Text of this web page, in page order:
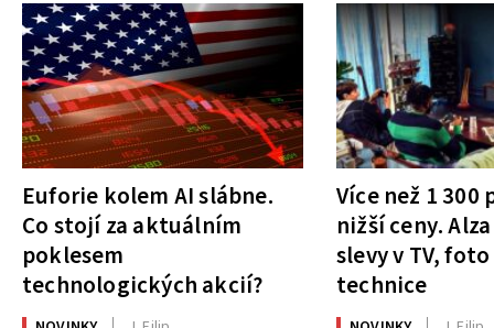
Euforie kolem AI slábne.
Co stojí za aktuálním
poklesem
technologických akcií?
Více než 1
nižší ceny.
slevy v TV,
technice